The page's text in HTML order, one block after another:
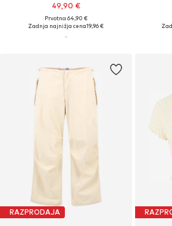
49,90 €
Prvotno: 64,90 €
Zadnja najnižja cena19,96 €
RAZPRODAJA